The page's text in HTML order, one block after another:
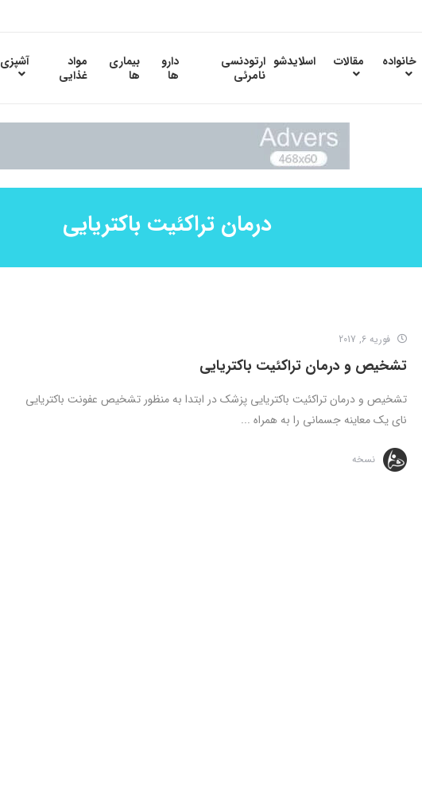
خانواده مقالات اسلایدشو ارتودنسی
نامرئی
دارو
ها
بیماری
ها
مواد
غذایی
آشپزی
درمان تراکئیت باکتریایی
فوریه 6, 2017
تشخیص و درمان تراکئیت باکتریایی
تشخیص و درمان تراکئیت باکتریایی پزشک در ابتدا به منظور تشخیص عفونت باکتریایی
نای یک معاینه جسمانی را به همراه ...
نسخه